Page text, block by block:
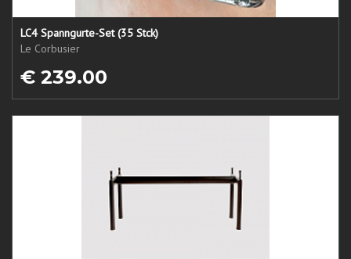
LC4 Spanngurte-Set (35 Stck)
Le Corbusier
€ 239.00